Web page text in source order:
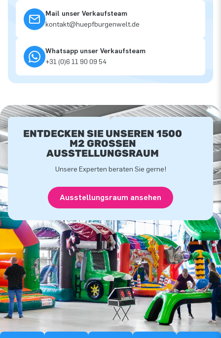
Mail unser Verkaufsteam
kontakt@huepfburgenwelt.de
Whatsapp unser Verkaufsteam
+31 (0)6 11 90 09 54
ENTDECKEN SIE UNSEREN 1500
M2 GROSSEN A
USSTELLUNGSRAUM
Unsere Experten beraten Sie gerne!
Ausstellungsraum ansehen